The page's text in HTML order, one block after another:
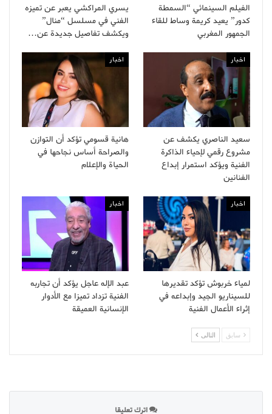
الفيلم السينمائي “السمطة
كدور” يعيد كريمة وساط للقاء
الجمهور المغربي
يسري المراكشي يعبر عن تميزه
الفني في مسلسل “منال”
ويكشف تفاصيل جديدة عن…
اخبار
سعيد الناصري يكشف عن
مشروع رقمي لإحياء الذاكرة
الفنية ويؤكد استمرار إبداع
الفنانين
اخبار
هانية قسومي تؤكد أن التوازن
والصراحة أساس نجاحها في
الحياة والإعلام
اخبار
لمياء خربوش تؤكد تقديرها
للسيناريو الجيد وإبداعه في
إثراء الأعمال الفنية
اخبار
عبد الإله عاجل يؤكد أن تجاربه
الفنية تزداد تميزا مع الأدوار
الإنسانية العميقة
سابق التالى
اترك تعليقا